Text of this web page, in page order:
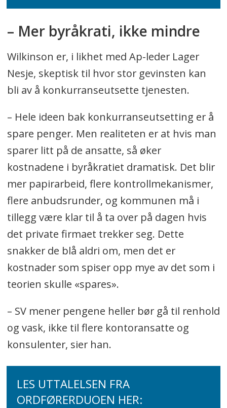
– Mer byråkrati, ikke mindre
Wilkinson er, i likhet med Ap-leder Lager
Nesje, skeptisk til hvor stor gevinsten kan
bli av å konkurranseutsette tjenesten.
– Hele ideen bak konkurranseutsetting er å
spare penger. Men realiteten er at hvis man
sparer litt på de ansatte, så øker
kostnadene i byråkratiet dramatisk. Det blir
mer papirarbeid, flere kontrollmekanismer,
flere anbudsrunder, og kommunen må i
tillegg være klar til å ta over på dagen hvis
det private firmaet trekker seg. Dette
snakker de blå aldri om, men det er
kostnader som spiser opp mye av det som i
teorien skulle «spares».
– SV mener pengene heller bør gå til renhold
og vask, ikke til flere kontoransatte og
konsulenter, sier han.
LES UTTALELSEN FRA
ORDFØRERDUOEN HER: